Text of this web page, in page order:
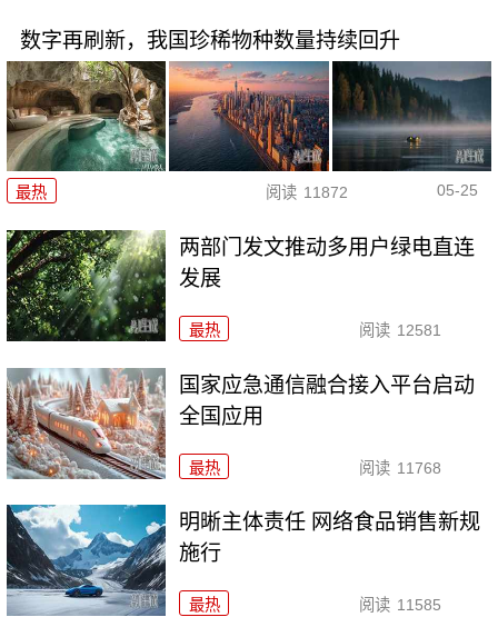
数字再刷新，我国珍稀物种数量持续回升
最热 阅读 11872 05-25
两部门发文推动多用户绿电直连
发展
最热 阅读 12581
国家应急通信融合接入平台启动
全国应用
最热 阅读 11768
明晰主体责任 网络食品销售新规
施行
最热 阅读 11585